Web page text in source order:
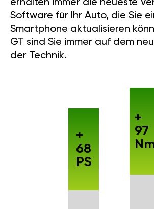
erhalten immer die neueste
Software für Ihr Auto, die Sie
Smartphone aktualisieren
GT sind Sie immer auf dem
der Technik.
+
68
PS
+
97